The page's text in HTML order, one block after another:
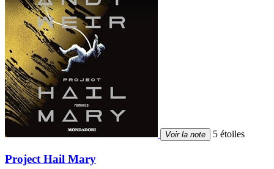
Voir la note 5 étoiles
Project Hail Mary